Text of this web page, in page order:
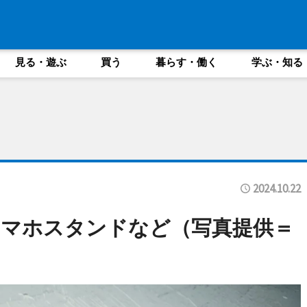
見る・遊ぶ 買う 暮らす・働く 学ぶ・知る
2024.10.22
ホスタンドなど（写真提供＝